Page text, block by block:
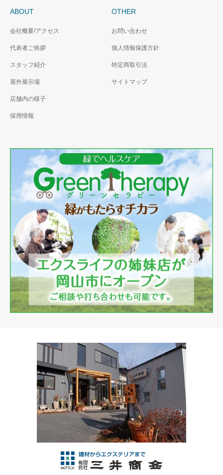
ABOUT
会社概要/アクセス
代表者ご挨拶
スタッフ紹介
屋外展示場
店舗内の様子
採用情報
OTHER
お問い合わせ
個人情報保護方針
特定商取引法
サイトマップ